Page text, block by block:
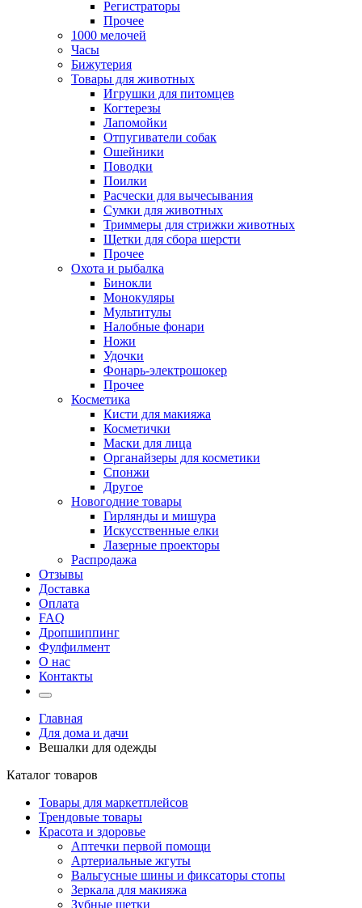
Регистраторы
Прочее
1000 мелочей
Часы
Бижутерия
Товары для животных
Игрушки для питомцев
Когтерезы
Лапомойки
Отпугиватели собак
Ошейники
Поводки
Поилки
Расчески для вычесывания
Сумки для животных
Триммеры для стрижки животных
Щетки для сбора шерсти
Прочее
Охота и рыбалка
Бинокли
Монокуляры
Мультитулы
Налобные фонари
Ножи
Удочки
Фонарь-электрошокер
Прочее
Косметика
Кисти для макияжа
Косметички
Маски для лица
Органайзеры для косметики
Спонжи
Другое
Новогодние товары
Гирлянды и мишура
Искусственные елки
Лазерные проекторы
Распродажа
Отзывы
Доставка
Оплата
FAQ
Дропшиппинг
Фулфилмент
О нас
Контакты
Главная
Для дома и дачи
Вешалки для одежды
Каталог товаров
Товары для маркетплейсов
Трендовые товары
Красота и здоровье
Аптечки первой помощи
Артериальные жгуты
Вальгусные шины и фиксаторы стопы
Зеркала для макияжа
Зубные щетки